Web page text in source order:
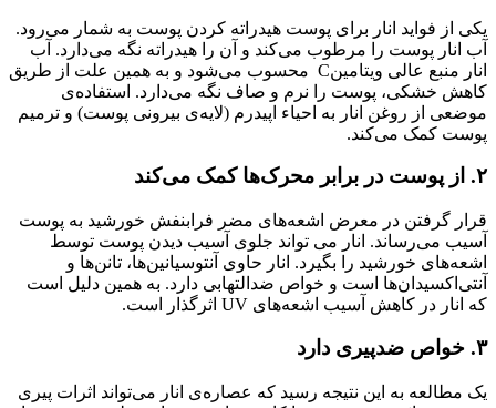
یکی از فواید انار برای پوست هیدراته کردن پوست به شمار می‌رود.
آب انار پوست را مرطوب می‌کند و آن را هیدراته نگه می‌دارد. آب
انار منبع عالی ویتامینC محسوب می‌شود و به همین علت از طریق
کاهش خشکی، پوست را نرم و صاف نگه می‌دارد. استفاده‌ی
موضعی از روغن انار به احیاء اپیدرم (لایه‌ی بیرونی پوست) و ترمیم
پوست کمک می‌کند‌.
۲. از پوست در برابر محرک‌ها کمک می‌کند
قرار گرفتن در معرض اشعه‌های مضر فرابنفش خورشید به پوست
آسیب می‌رساند. انار می تواند جلوی آسیب دیدن پوست توسط
اشعه‌های خورشید را بگیرد‌. انار حاوی آنتوسیانین‌ها، تانن‌ها و
آنتی‌اکسیدان‌ها است و خواص ضدالتهابی دارد. به همین دلیل است
که انار در کاهش آسیب اشعه‌های UV اثرگذار است.
۳. خواص ضدپیری دارد
یک مطالعه به این نتیجه رسید که عصاره‌ی انار می‌تواند اثرات پیری